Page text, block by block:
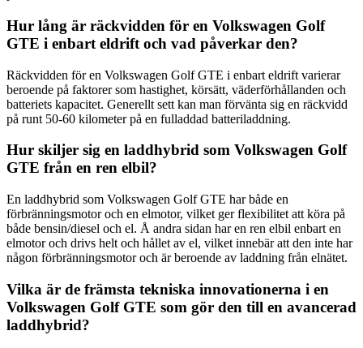
Hur lång är räckvidden för en Volkswagen Golf
GTE i enbart eldrift och vad påverkar den?
Räckvidden för en Volkswagen Golf GTE i enbart eldrift varierar
beroende på faktorer som hastighet, körsätt, väderförhållanden och
batteriets kapacitet. Generellt sett kan man förvänta sig en räckvidd
på runt 50-60 kilometer på en fulladdad batteriladdning.
Hur skiljer sig en laddhybrid som Volkswagen Golf
GTE från en ren elbil?
En laddhybrid som Volkswagen Golf GTE har både en
förbränningsmotor och en elmotor, vilket ger flexibilitet att köra på
både bensin/diesel och el. Å andra sidan har en ren elbil enbart en
elmotor och drivs helt och hållet av el, vilket innebär att den inte har
någon förbränningsmotor och är beroende av laddning från elnätet.
Vilka är de främsta tekniska innovationerna i en
Volkswagen Golf GTE som gör den till en avancerad
laddhybrid?